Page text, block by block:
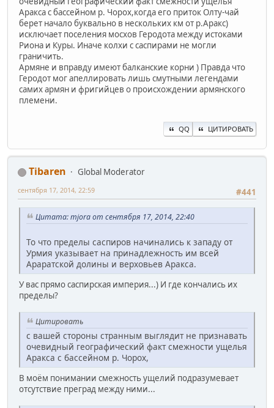
Аракса с бассейном р. Чорох,когда его приток Олту-чай
берет начало буквально в нескольких км от р.Аракс)
исключает поселения мосхов Геродота между истоками
Риона и Куры. Иначе колхи с саспирами не могли
граничить.
Армяне и вправду имеют балканские корни ) Правда что
Геродот мог апеллировать лишь смутными легендами
самих армян и фригийцев о происхождении армянского
племени.
QQ ЦИТИРОВАТЬ
Tibaren
Global Moderator
#441
сентября 17, 2014, 22:59
Цитата: mjora от сентября 17, 2014, 22:40
То что пределы саспиров начинались к западу от
Урмия указывает на принадлежность им всей
Араратской долины и верховьев Аракса.
У вас прямо саспирская империя...) И где кончались их
пределы?
Цитировать
с вашей стороны странным выглядит не признавать
очевидный географический факт смежности ущелья
Аракса с бассейном р. Чорох,
В моём понимании смежность ущелий подразумевает
отсутствие преград между ними...